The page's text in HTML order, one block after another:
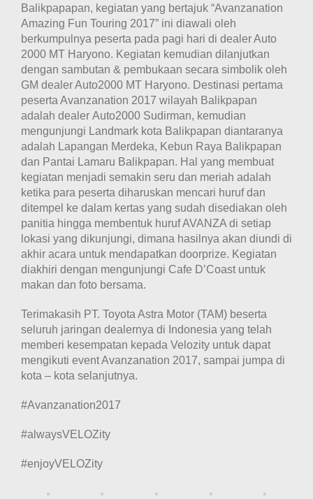
Balikpapapan, kegiatan yang bertajuk “Avanzanation
Amazing Fun Touring 2017” ini diawali oleh
berkumpulnya peserta pada pagi hari di dealer Auto
2000 MT Haryono. Kegiatan kemudian dilanjutkan
dengan sambutan & pembukaan secara simbolik oleh
GM dealer Auto2000 MT Haryono. Destinasi pertama
peserta Avanzanation 2017 wilayah Balikpapan
adalah dealer Auto2000 Sudirman, kemudian
mengunjungi Landmark kota Balikpapan diantaranya
adalah Lapangan Merdeka, Kebun Raya Balikpapan
dan Pantai Lamaru Balikpapan. Hal yang membuat
kegiatan menjadi semakin seru dan meriah adalah
ketika para peserta diharuskan mencari huruf dan
ditempel ke dalam kertas yang sudah disediakan oleh
panitia hingga membentuk huruf AVANZA di setiap
lokasi yang dikunjungi, dimana hasilnya akan diundi di
akhir acara untuk mendapatkan doorprize. Kegiatan
diakhiri dengan mengunjungi Cafe D’Coast untuk
makan dan foto bersama.
Terimakasih PT. Toyota Astra Motor (TAM) beserta
seluruh jaringan dealernya di Indonesia yang telah
memberi kesempatan kepada Velozity untuk dapat
mengikuti event Avanzanation 2017, sampai jumpa di
kota – kota selanjutnya.
#Avanzanation2017
#alwaysVELOZity
#enjoyVELOZity